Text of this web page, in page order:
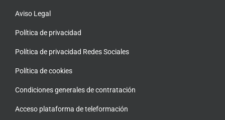
Aviso Legal
Política de privacidad
Política de privacidad Redes Sociales
Política de cookies
Condiciones generales de contratación
Acceso plataforma de teleformación